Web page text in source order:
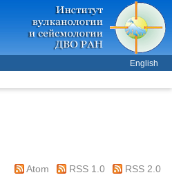
English
Atom RSS 1.0 RSS 2.0